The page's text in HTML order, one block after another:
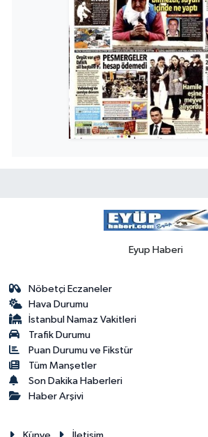
Eyup Haberi
Nöbetçi Eczaneler
Hava Durumu
İstanbul Namaz Vakitleri
Trafik Durumu
Puan Durumu ve Fikstür
Tüm Manşetler
Son Dakika Haberleri
Haber Arşivi
Künye İletişim